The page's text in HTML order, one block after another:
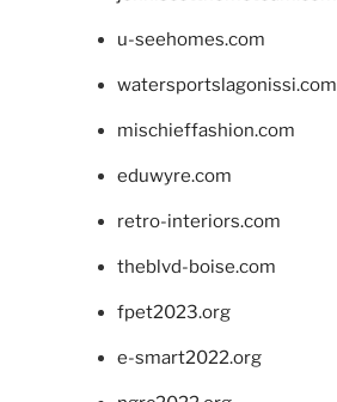
u-seehomes.com
watersportslagonissi.com
mischieffashion.com
eduwyre.com
retro-interiors.com
theblvd-boise.com
fpet2023.org
e-smart2022.org